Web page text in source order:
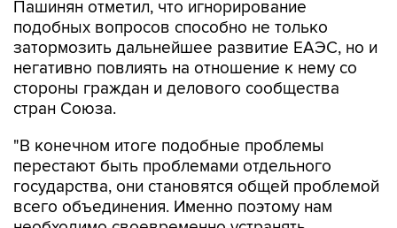
затормозить дальнейшее развитие ЕАЭС, но и
негативно повлиять на отношение к нему со
стороны граждан и делового сообщества
стран Союза.
"В конечном итоге подобные проблемы
государства, они становятся общей проблемой
всего объединения. Именно поэтому нам
необходимо своевременно устранять
возникающие барьеры, предотвращать